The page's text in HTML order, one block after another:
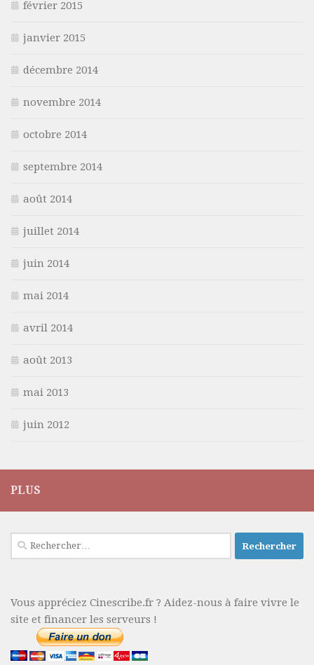
février 2015
janvier 2015
décembre 2014
novembre 2014
octobre 2014
septembre 2014
août 2014
juillet 2014
juin 2014
mai 2014
avril 2014
août 2013
mai 2013
juin 2012
PLUS
Rechercher :
Vous appréciez Cinescribe.fr ? Aidez-nous à faire vivre le
site et financer les serveurs !